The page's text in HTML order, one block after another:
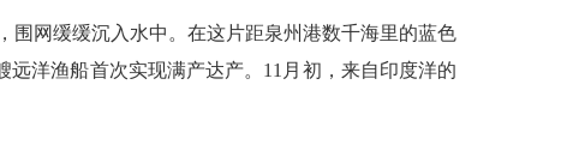
网缓缓沉入水中。在这片距泉州港数千海里的蓝色
洋渔船首次实现满产达产。11月初，来自印度洋的